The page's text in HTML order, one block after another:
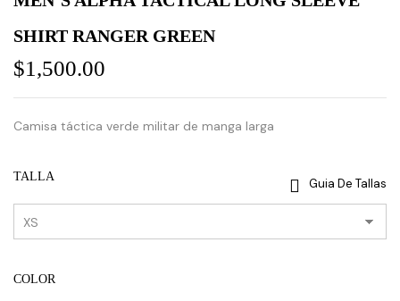
SHIRT RANGER GREEN
$1,500.00
Camisa táctica verde militar de manga larga
Guia De Tallas
TALLA
COLOR